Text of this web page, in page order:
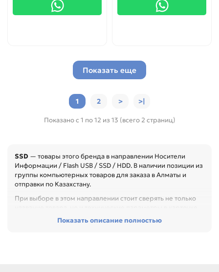
Показать еще
1 2 > >|
Показано с 1 по 12 из 13 (всего 2 страниц)
SSD — товары этого бренда в направлении Носители
Информации / Flash USB / SSD / HDD. В наличии позиции из
группы компьютерных товаров для заказа в Алматы и
отправки по Казахстану.
При выборе в этом направлении стоит сверять не только
Перед покупкой проверьте интерфейс, форм-фактор,
Показать описание полностью